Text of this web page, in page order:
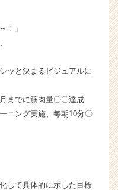
！」
ッと決まるビジュアルに
までに筋肉量〇〇達成
ニング実施、毎朝10分〇
して具体的に示した目標